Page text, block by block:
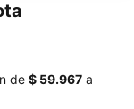
de ‎$ 59.967 a